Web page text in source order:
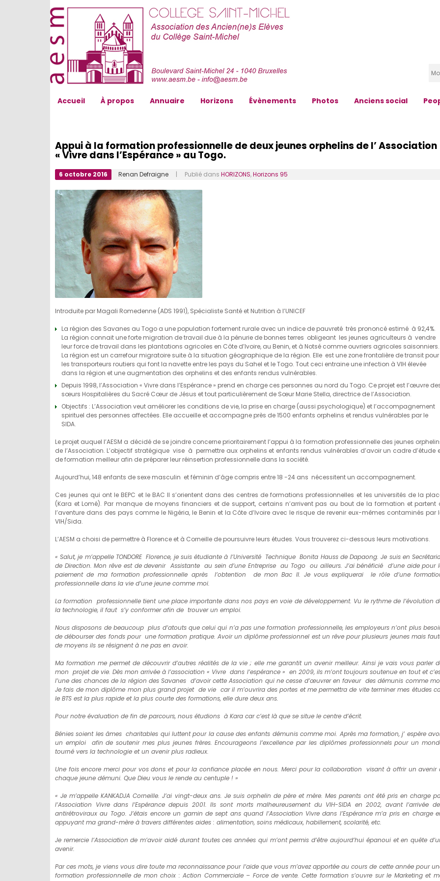
Accueil À propos Annuaire Horizons Évènements Photos Anciens social
Appui à la formation professionnelle de deux jeunes orphelins de l’ Association
« Vivre dans l’Espérance » au Togo.
6 octobre 2016 Renan Defraigne | Publié dans HORIZONS,Horizons 95
Introduite par Magali Romedenne (ADS 1991), Spécialiste Santé et Nutrition à l’UNICEF
La région des Savanes au Togo a une population fortement rurale avec un indice de pauvreté très prononcé estimé à 92,4%.
La région connait une forte migration de travail due à la pénurie de bonnes terres obligeant les jeunes agriculteurs à vendre
leur force de travail dans les plantations agricoles en Côte d’Ivoire, au Benin, et à Notsé comme ouvriers agricoles saisonniers.
La région est un carrefour migratoire suite à la situation géographique de la région. Elle est une zone frontalière de transit pour
les transporteurs routiers qui font la navette entre les pays du Sahel et le Togo. Tout ceci entraine une infection à VIH élevée
dans la région et une augmentation des orphelins et des enfants rendus vulnérables.
Depuis 1998, l’Association « Vivre dans l’Espérance » prend en charge ces personnes au nord du Togo. Ce projet est l’œuvre
sœurs Hospitalières du Sacré Cœur de Jésus et tout particulièrement de Sœur Marie Stella, directrice de l’Association.
Objectifs : L’Association veut améliorer les conditions de vie, la prise en charge (aussi psychologique) et l’accompagnement
spirituel des personnes affectées. Elle accueille et accompagne près de 1500 enfants orphelins et rendus vulnérables par le
SIDA.
Le projet auquel l’AESM a décidé de se joindre concerne prioritairement l’appui à la formation professionnelle des jeunes
de l’Association. L’objectif stratégique vise à permettre aux orphelins et enfants rendus vulnérables d’avoir un cadre d’étude
de formation meilleur afin de préparer leur réinsertion professionnelle dans la société.
Aujourd’hui, 148 enfants de sexe masculin et féminin d’âge compris entre 18 -24 ans nécessitent un accompagnement.
Ces jeunes qui ont le BEPC et le BAC II s’orientent dans des centres de formations professionnelles et les universités de la
(Kara et Lomé). Par manque de moyens financiers et de support, certains n’arrivent pas au bout de la formation et partent
l’aventure dans des pays comme le Nigéria, le Benin et la Côte d’Ivoire avec le risque de revenir eux-mêmes contaminés par
VIH/Sida.
L’AESM a choisi de permettre à Florence et à Corneille de poursuivre leurs études. Vous trouverez ci-dessous leurs motivations.
« Salut, je m’appelle TONDORE Florence, je suis étudiante à l’Université Technique Bonita Hauss de Dapaong. Je suis en
de Direction. Mon rêve est de devenir Assistante au sein d’une Entreprise au Togo ou ailleurs. J’ai bénéficié d’une aide pour
paiement de ma formation professionnelle après l’obtention de mon Bac II. Je vous expliquerai le rôle d’une
professionnelle dans la vie d’une jeune comme moi.
La formation professionnelle tient une place importante dans nos pays en voie de développement. Vu le rythme de l’évolution
la technologie, il faut s’y conformer afin de trouver un emploi.
Nous disposons de beaucoup plus d’atouts que celui qui n’a pas une formation professionnelle, les employeurs n’ont plus
de débourser des fonds pour une formation pratique. Avoir un diplôme professionnel est un rêve pour plusieurs jeunes mais
de moyens ils se résignent à ne pas en avoir.
Ma formation me permet de découvrir d’autres réalités de la vie ; elle me garantit un avenir meilleur. Ainsi je vais vous parler
mon projet de vie. Dès mon arrivée à l’association « Vivre dans l’espérance » en 2009, ils m’ont toujours soutenue en tout et
l’une des chances de la région des Savanes d’avoir cette Association qui ne cesse d’œuvrer en faveur des démunis comme
Je fais de mon diplôme mon plus grand projet de vie car il m’ouvrira des portes et me permettra de vite terminer mes études
le BTS est la plus rapide et la plus courte des formations, elle dure deux ans.
Pour notre évaluation de fin de parcours, nous étudions à Kara car c’est là que se situe le centre d’écrit.
Bénies soient les âmes charitables qui luttent pour la cause des enfants démunis comme moi. Après ma formation, j’ espère
un emploi afin de soutenir mes plus jeunes frères. Encourageons l’excellence par les diplômes professionnels pour un
tourné vers la technologie et un avenir plus radieux.
Une fois encore merci pour vos dons et pour la confiance placée en nous. Merci pour la collaboration visant à offrir un avenir
chaque jeune démuni. Que Dieu vous le rende au centuple ! »
« Je m’appelle KANKADJA Corneille. J’ai vingt-deux ans. Je suis orphelin de père et mère. Mes parents ont été pris en charge
l’Association Vivre dans l’Espérance depuis 2001. Ils sont morts malheureusement du VIH-SIDA en 2002, avant l’arrivée
antirétroviraux au Togo. J’étais encore un gamin de sept ans quand l’Association Vivre dans l’Espérance m’a pris en charge
appuyant ma grand-mère à travers différentes aides : alimentation, soins médicaux, habillement, scolarité, etc.
Je remercie l’Association de m’avoir aidé durant toutes ces années qui m’ont permis d’être aujourd’hui épanoui et en quête
avenir.
Par ces mots, je viens vous dire toute ma reconnaissance pour l’aide que vous m’avez apportée au cours de cette année pour
formation professionnelle de mon choix : Action Commerciale – Force de vente. Cette formation s’ouvre sur le Marketing et